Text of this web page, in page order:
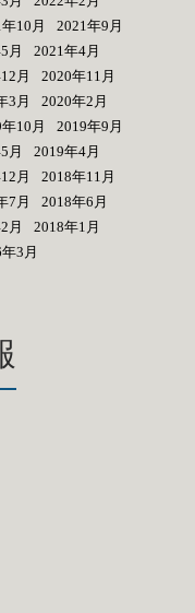
10月
2021年9月
月
2021年4月
月
2020年11月
3月
2020年2月
10月
2019年9月
月
2019年4月
月
2018年11月
7月
2018年6月
月
2018年1月
3月